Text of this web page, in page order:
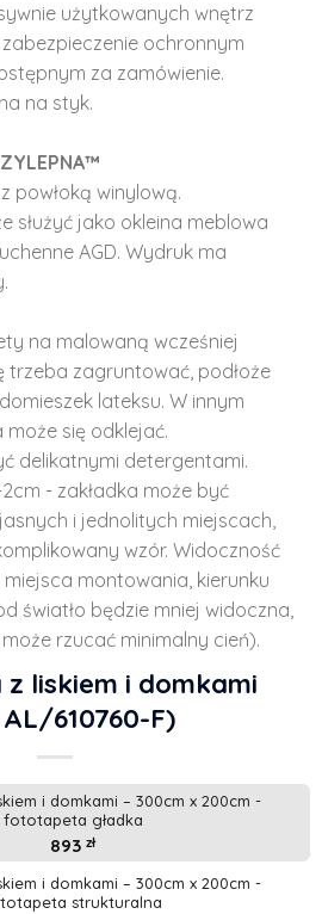
użytkowanych wnętrz
ochronnym
za zamówienie.
na styk.
powłoką winylową.
służyć jako okleina meblowa
AGD. Wydruk ma
na malowaną wcześniej
trzeba zagruntować, podłoże
lateksu. W innym
się odklejać.
delikatnymi detergentami.
- zakładka może być
i jednolitych miejscach,
wzór. Widoczność
montowania, kierunku
światło będzie mniej widoczna,
rzucać minimalny cień).
liskiem i domkami
610760-F)
i domkami – 300cm x 200cm -
fototapeta gładka
893 zł
i domkami – 300cm x 200cm -
strukturalna